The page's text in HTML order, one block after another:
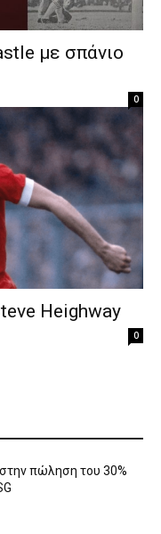
με σπάνιο
0
Heighway
0
πώληση του 30%